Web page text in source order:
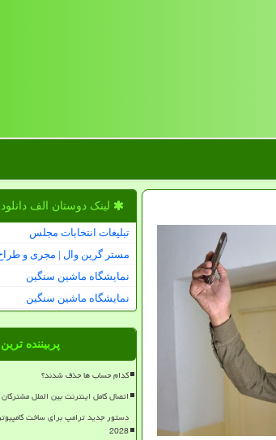
لینک دوستان الف دانلود
تبلیغات انتخابات مجلس
مستر گرین وال | مجری و طراح
نمایشگاه ماشین سنگین
نمایشگاه ماشین سنگین
پربیننده
کدام حساب ها حذف شدند؟
اتصال کامل اینترنت بین الملل
دستور جدید ترامپ برای ساخت
2028